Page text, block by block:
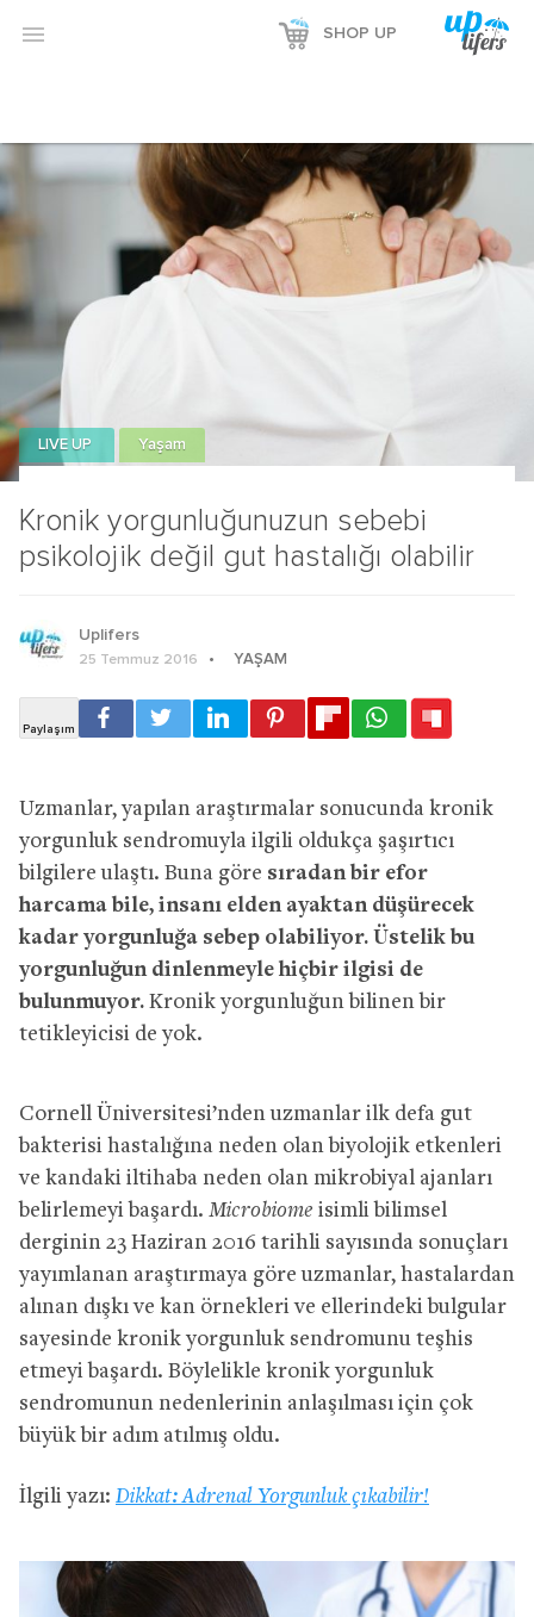
 SHOP UP
Kronik yorgunluğunuzun sebebi
psikolojik değil gut hastalığı olabilir
LIVE UP Yaşam
Uplifers
25 Temmuz 2016 YAŞAM
Uzmanlar, yapılan araştırmalar sonucunda kronik
yorgunluk sendromuyla ilgili oldukça şaşırtıcı
bilgilere ulaştı. Buna göre sıradan bir efor
harcama bile, insanı elden ayaktan düşürecek
kadar yorgunluğa sebep olabiliyor. Üstelik bu
yorgunluğun dinlenmeyle hiçbir ilgisi de
bulunmuyor. Kronik yorgunluğun bilinen bir
tetikleyicisi de yok.
Cornell Üniversitesi’nden uzmanlar ilk defa gut
bakterisi hastalığına neden olan biyolojik etkenleri
ve kandaki iltihaba neden olan mikrobiyal ajanları
belirlemeyi başardı. Microbiome isimli bilimsel
derginin 23 Haziran 2016 tarihli sayısında sonuçları
yayımlanan araştırmaya göre uzmanlar, hastalardan
alınan dışkı ve kan örnekleri ve ellerindeki bulgular
sayesinde kronik yorgunluk sendromunu teşhis
etmeyi başardı. Böylelikle kronik yorgunluk
sendromunun nedenlerinin anlaşılması için çok
büyük bir adım atılmış oldu.
İlgili yazı: Dikkat: Adrenal Yorgunluk çıkabilir!